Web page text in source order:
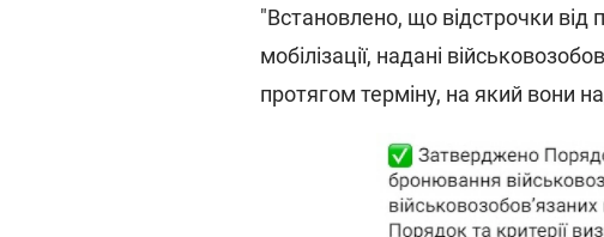
"Встановлено, що відстрочки від
мобілізації, надані
протягом терміну, на який вони